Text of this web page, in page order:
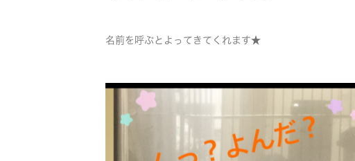
名前を呼ぶとよってきてくれます★